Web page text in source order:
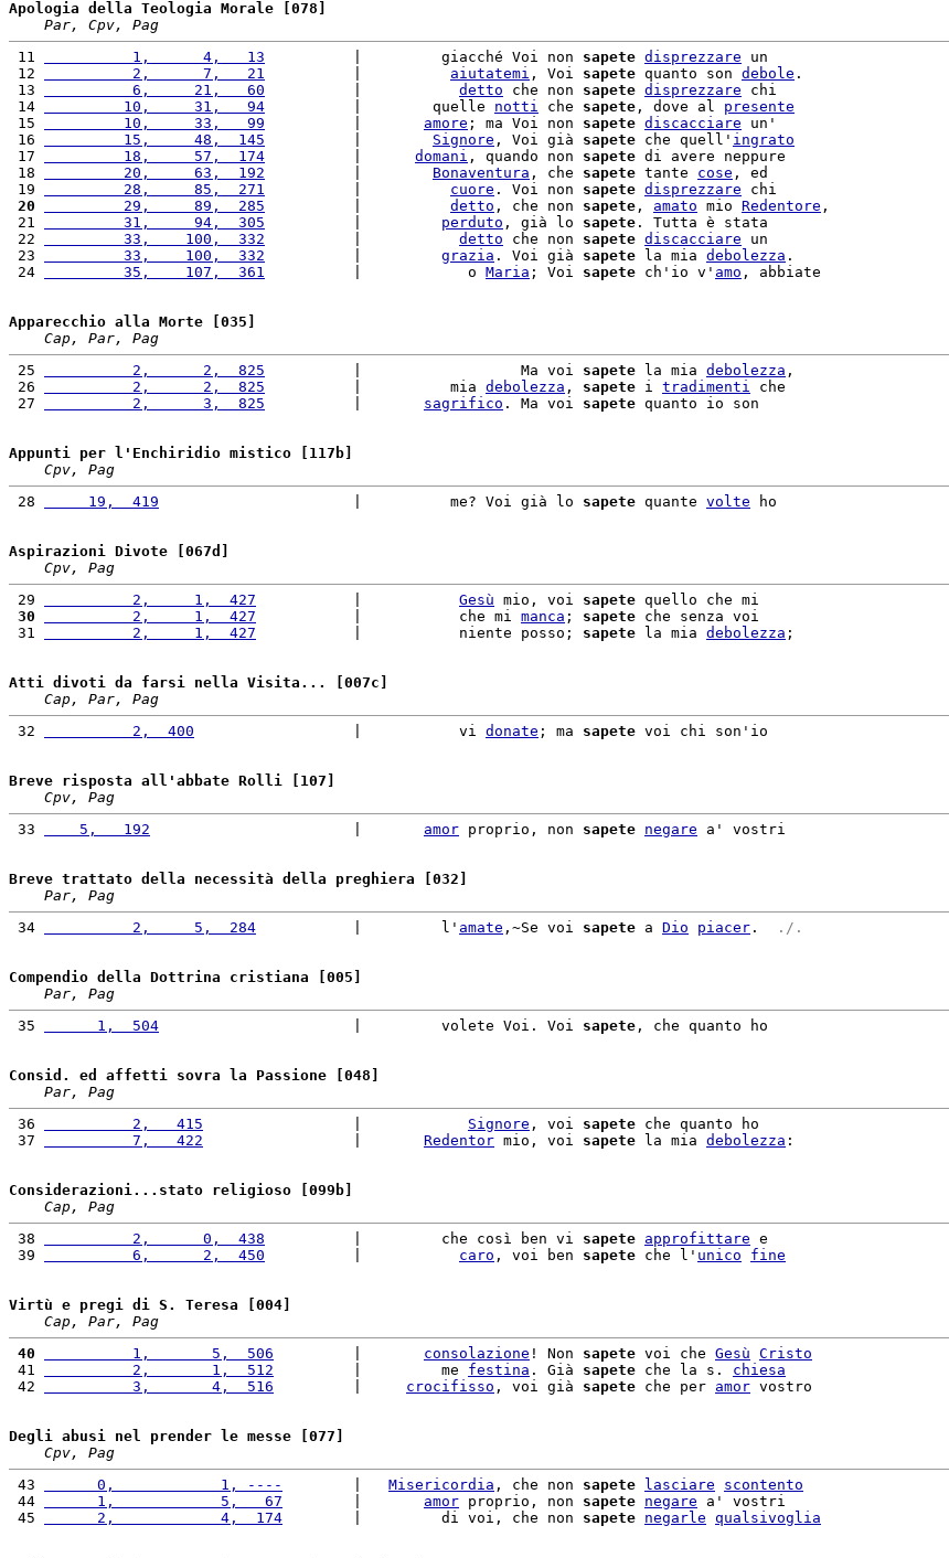
Apologia della Teologia Morale [078]
Par, Cpv, Pag
11
          1,      4,   13
          |         giacché Voi non
sapete disprezzare un
12
          2,      7,   21
aiutatemi , Voi sapete quanto son debole .
13
          6,     21,   60
detto che non sapete disprezzare chi
14
         10,     31,   94
          |        quelle
notti che sapete , dove al presente
15
         10,     33,   99
amore ; ma Voi non sapete discacciare un'
16
         15,     48,  145
Signore , Voi già sapete che quell' ingrato
17
         18,     57,  174
domani , quando non sapete di avere neppure
18
         20,     63,  192
Bonaventura , che sapete tante cose , ed
19
         28,     85,  271
cuore . Voi non sapete disprezzare
20
         29,     89,  285
detto , che non sapete , amato mio Redentore ,
21
         31,     94,  305
perduto , già lo sapete . Tutta è stata
22
         33,    100,  332
detto che non sapete discacciare un
23
         33,    100,  332
grazia . Voi già sapete la mia debolezza .
24
         35,    107,  361
          |            o
Maria ; Voi sapete ch'io v' amo , abbiate
Apparecchio alla Morte [035]
Cap, Par, Pag
25
          2,      2,  825
          |                  Ma voi
sapete la mia debolezza ,
26
          2,      2,  825
          |          mia
debolezza , sapete i tradimenti che
27
          2,      3,  825
sagrifico . Ma voi sapete quanto io son
Appunti per l'Enchiridio mistico [117b]
Cpv, Pag
28
     19,  419
                      |          me? Voi già lo
sapete quante volte ho
Aspirazioni Divote [067d]
Cpv, Pag
29
          2,     1,  427
Gesù mio, voi sapete
30
          2,     1,  427
           |           che mi
manca ; sapete che senza voi
31
          2,     1,  427
           |           niente posso;
sapete la mia debolezza ;
Atti divoti da farsi nella Visita... [007c]
Cap, Par, Pag
32
          2,  400
                  |           vi
donate ; ma sapete voi chi son'io
Breve risposta all'abbate Rolli [107]
Cpv, Pag
33
    5,   192
amor proprio, non sapete negare a' vostri
Breve trattato della necessità della preghiera [032]
Par, Pag
34
          2,     5,  284
           |         l'
amate ,~Se voi sapete a Dio piacer . ./.
Compendio della Dottrina cristiana [005]
Par, Pag
35
      1,  504
                      |         volete Voi. Voi
sapete , che quanto ho
Consid. ed affetti sovra la Passione [048]
Par, Pag
36
          2,   415
Signore , voi sapete che quanto ho
37
          7,   422
Redentor mio, voi sapete la mia debolezza :
Considerazioni...stato religioso [099b]
Cap, Pag
38
          2,      0,  438
          |         che così ben vi
sapete approfittare e
39
          6,      2,  450
caro , voi ben sapete che l' unico fine
Virtù e pregi di S. Teresa [004]
Cap, Par, Pag
40
          1,       5,  506
consolazione ! Non sapete voi che Gesù Cristo
41
          2,       1,  512
         |         me
festina . Già sapete che la s. chiesa
42
          3,       4,  516
crocifisso , voi già sapete che per amor vostro
Degli abusi nel prender le messe [077]
Cpv, Pag
43
      0,            1, ----
Misericordia , che non sapete lasciare
scontento
44
      1,            5,   67
amor proprio, non sapete negare a' vostri
45
      2,            4,  174
        |         di voi, che non
sapete negarle qualsivoglia